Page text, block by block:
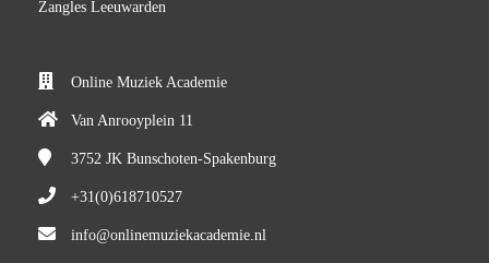
Zangles Leeuwarden
Online Muziek Academie
Van Anrooyplein 11
3752 JK Bunschoten-Spakenburg
+31(0)618710527
info@onlinemuziekacademie.nl